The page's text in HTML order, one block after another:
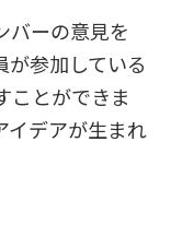
バーの意見を
が参加している
ことができま
イデアが生まれ